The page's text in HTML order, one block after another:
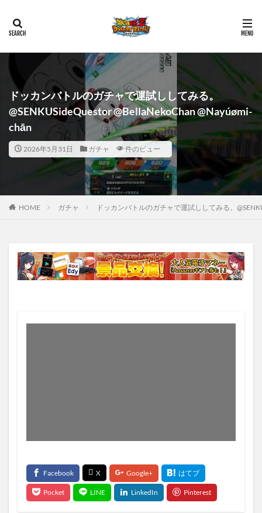
ドッカンバトルのガチャで運試ししてみる。
@SENKUSideQuestor @BellaNekoChan @Nayúømi-
chān
2026年5月31日 ガチャ 件のビュー
HOME ガチャ ドッカンバトルのガチャで運試ししてみる。